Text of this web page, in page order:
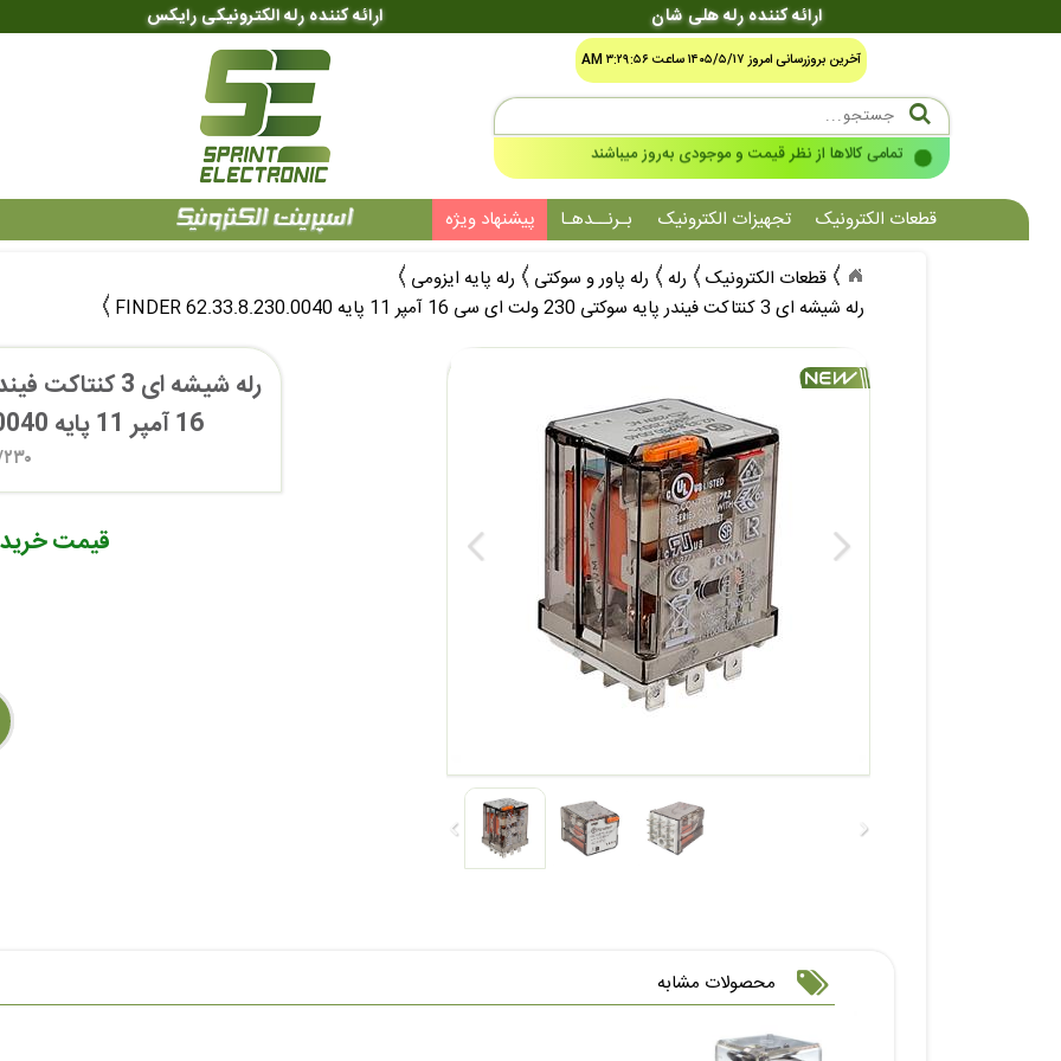
ارائه کننده رله هلی شان ارائه کننده رله الکترونیکی رایکس
آخرین بروزرسانی امروز ۱۴۰۵/۵/۱۷ ساعت ۳:۲۹:۵۶ AM
شرایط صدور فاکتور رسمی سامانه مالیاتی مودیان
قطعات الکترونیک تجهیزات الکترونیک بـرنــدهـا پیشنهاد ویژه
قطعات الکترونیک رله رله پاور و سوکتی
رله پایه ایزومی
رله شیشه ای 3 کنتاکت فیندر پایه سوکتی 230 ولت ای سی 16 آمپر 11 پایه FINDER 62.33.8.230.0040
16 آمپر 11 پایه FINDER 62.33.8.230.0040
قیمت خرید
محصولات مشابه